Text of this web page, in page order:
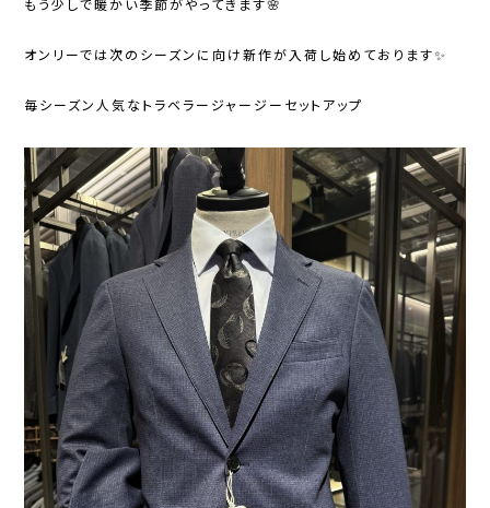
もう少しで暖かい季節がやってきます🌸
オンリーでは次のシーズンに向け新作が入荷し始めております✨️
毎シーズン人気なトラベラージャージーセットアップ